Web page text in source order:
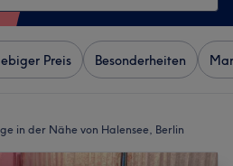
Preis Besonderheiten
in der Nähe von Halensee, Berlin